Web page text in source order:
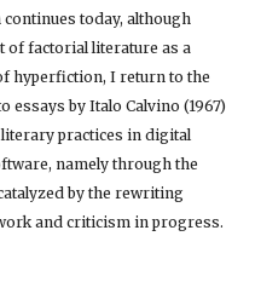
today, although
of factorial literature as a
hyperfiction, I return to the
essays by Italo Calvino (1967)
literary practices in digital
namely through the
by the rewriting